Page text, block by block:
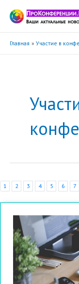
содержимому
Главная Участие в
1 2 3 4 5 6 7